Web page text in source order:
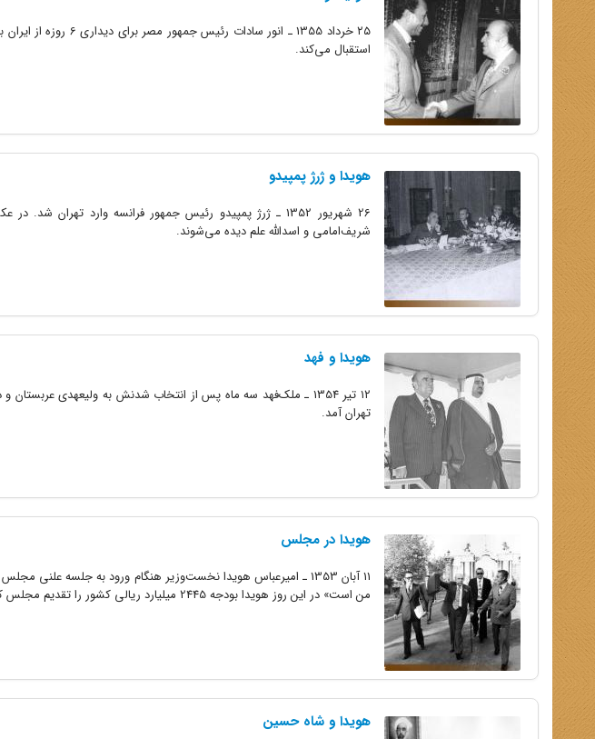
۲۵ خرداد 1355 ـ انور
استقبال می‌کند.
هویدا و ژرژ پمپیدو
26 شهریور 1352 ـ ژرژ پمپیدو رئیس جمهور فرانسه وارد
شریف‌امامی و اسدالله علم دیده می‌شوند.
هویدا و فهد
۱۲ تیر 1354 ـ ملک‌فهد سه ماه پس از انتخاب شدنش به ولیعهدی
تهران آمد.
هویدا در مجلس
11 آبان 1353 ـ امیرعباس هویدا نخست‌وزیر هنگام ورود به جلسه
من است» در این روز هویدا بودجه 2445 میلیارد ریالی کشور را تقدیم مجلس کرد.
هویدا و شاه حسین